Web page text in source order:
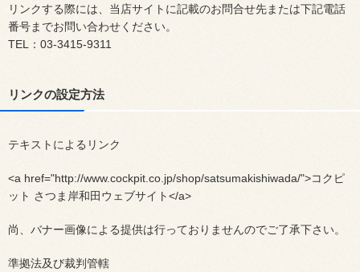
リンクする際には、当店サイトに記載のお問合せ先または下記電話
番号までお問い合わせください。
TEL：03-3415-9311
リンクの設定方法
テキストによるリンク
<a href="http://www.cockpit.co.jp/shop/satsumakishiwada/">コクピ
ット さつま岸和田ウェブサイト</a>
尚、バナー画像による提供は行っておりませんのでご了承下さい。
準拠法及び裁判管轄